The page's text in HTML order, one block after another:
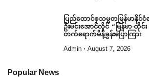
ပြည်ထောင်စုသမ္မတမြန်မာနိုင်
ဦးမင်းအောင်လှိုင် “မြန်မာ-ထိုင်း
တက်ရောက်မိန့်ခွန်းပြောကြား
Admin August 7, 2026
Popular News